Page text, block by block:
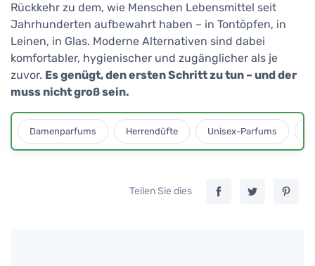
Rückkehr zu dem, wie Menschen Lebensmittel seit
Jahrhunderten aufbewahrt haben – in Tontöpfen, in
Leinen, in Glas. Moderne Alternativen sind dabei
komfortabler, hygienischer und zugänglicher als je
zuvor. Es genügt, den ersten Schritt zu tun – und der
muss nicht groß sein.
Damenparfums Herrendüfte Unisex-Parfums
Teilen Sie dies